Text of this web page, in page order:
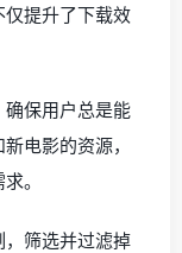
提升了下载效
保用户总是能
电影的资源，
。
筛选并过滤掉